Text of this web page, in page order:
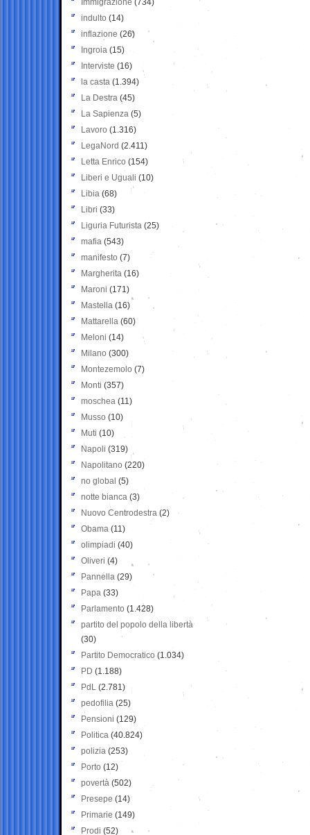
Immigrazione (734)
indulto (14)
inflazione (26)
Ingroia (15)
Interviste (16)
la casta (1.394)
La Destra (45)
La Sapienza (5)
Lavoro (1.316)
LegaNord (2.411)
Letta Enrico (154)
Liberi e Uguali (10)
Libia (68)
Libri (33)
Liguria Futurista (25)
mafia (543)
manifesto (7)
Margherita (16)
Maroni (171)
Mastella (16)
Mattarella (60)
Meloni (14)
Milano (300)
Montezemolo (7)
Monti (357)
moschea (11)
Musso (10)
Muti (10)
Napoli (319)
Napolitano (220)
no global (5)
notte bianca (3)
Nuovo Centrodestra (2)
Obama (11)
olimpiadi (40)
Oliveri (4)
Pannella (29)
Papa (33)
Parlamento (1.428)
partito del popolo della libertà
(30)
Partito Democratico (1.034)
PD (1.188)
PdL (2.781)
pedofilia (25)
Pensioni (129)
Politica (40.824)
polizia (253)
Porto (12)
povertà (502)
Presepe (14)
Primarie (149)
Prodi (52)